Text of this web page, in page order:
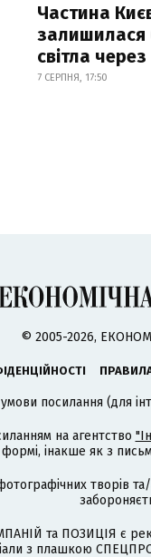
Частина
залишилася
світла
7 СЕРПНЯ, 17:50
© 2005-2026,
посилання (для
на агентство
інакше як з
творів
та ПОЗИЦІЯ є
з плашкою